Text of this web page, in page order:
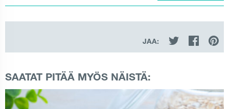
JAA:
SAATAT PITÄÄ MYÖS NÄISTÄ: